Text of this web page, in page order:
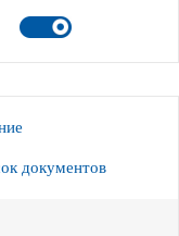
документов